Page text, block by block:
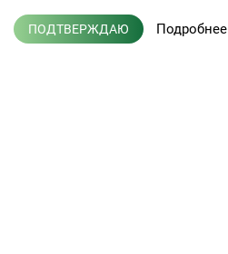
ПОДТВЕРЖДАЮ Подробнее